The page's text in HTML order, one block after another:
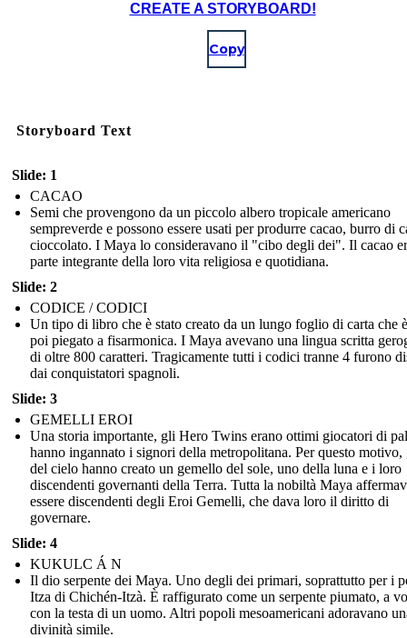
CREATE A STORYBOARD!
Copy
Storyboard Text
Slide: 1
CACAO
Semi che provengono da un piccolo albero tropicale americano
sempreverde e possono essere usati per produrre cacao, burro di
cioccolato. I Maya lo consideravano il "cibo degli dei". Il cacao
parte integrante della loro vita religiosa e quotidiana.
Slide: 2
CODICE / CODICI
Un tipo di libro che è stato creato da un lungo foglio di carta che
poi piegato a fisarmonica. I Maya avevano una lingua scritta
di oltre 800 caratteri. Tragicamente tutti i codici tranne 4 furono
dai conquistatori spagnoli.
Slide: 3
GEMELLI EROI
Una storia importante, gli Hero Twins erano ottimi giocatori di
hanno ingannato i signori della metropolitana. Per questo
del cielo hanno creato un gemello del sole, uno della luna e i loro
discendenti governanti della Terra. Tutta la nobiltà Maya
essere discendenti degli Eroi Gemelli, che dava loro il diritto di
governare.
Slide: 4
KUKULC Á N
Il dio serpente dei Maya. Uno degli dei primari, soprattutto per i
Itza di Chichén-Itzà. È raffigurato come un serpente piumato, a
con la testa di un uomo. Altri popoli mesoamericani adoravano
divinità simile.